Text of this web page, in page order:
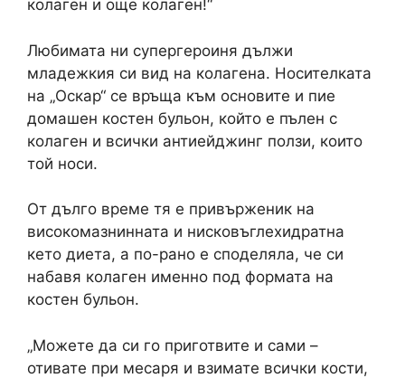
колаген и още колаген!“
Любимата ни супергероиня дължи
младежкия си вид на колагена. Носителката
на „Оскар“ се връща към основите и пие
домашен костен бульон, който е пълен с
колаген и всички антиейджинг ползи, които
той носи.
От дълго време тя е привърженик на
високомазнинната и нисковъглехидратна
кето диета, а по-рано е споделяла, че си
набавя колаген именно под формата на
костен бульон.
„Можете да си го приготвите и сами –
отивате при месаря и взимате всички кости,